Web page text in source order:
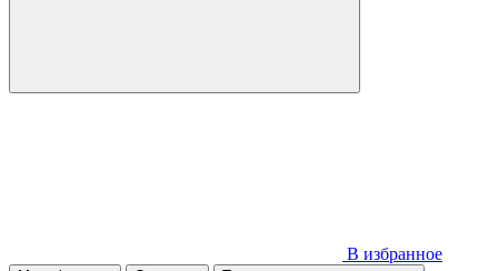
В избранное